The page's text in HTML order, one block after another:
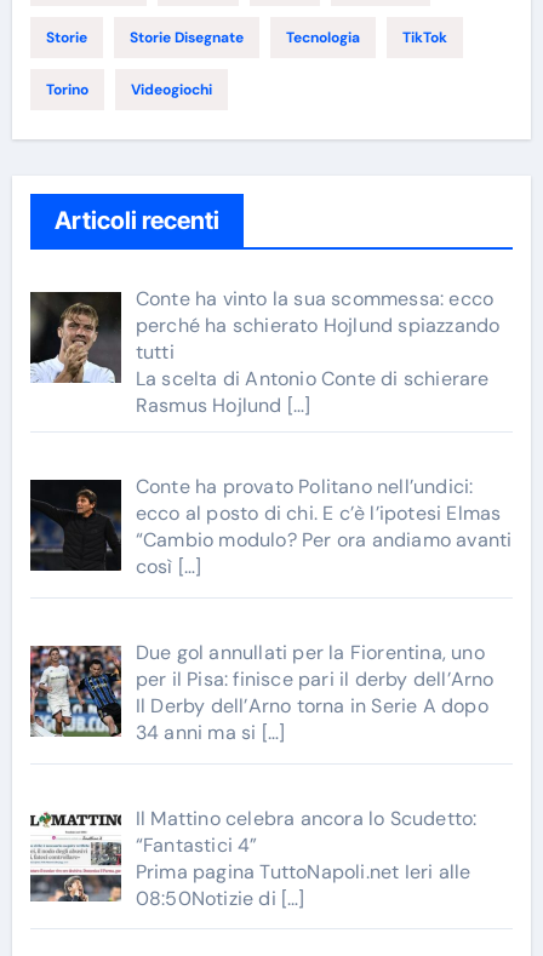
Storie Storie Disegnate Tecnologia TikTok
Torino Videogiochi
Articoli recenti
Conte ha vinto la sua scommessa: ecco
perché ha schierato Hojlund spiazzando
tutti
La scelta di Antonio Conte di schierare
Rasmus Hojlund […]
Conte ha provato Politano nell’undici:
ecco al posto di chi. E c’è l’ipotesi Elmas
“Cambio modulo? Per ora andiamo avanti
così […]
Due gol annullati per la Fiorentina, uno
per il Pisa: finisce pari il derby dell’Arno
Il Derby dell’Arno torna in Serie A dopo
34 anni ma si […]
Il Mattino celebra ancora lo Scudetto:
“Fantastici 4”
Prima pagina TuttoNapoli.net Ieri alle
08:50Notizie di […]